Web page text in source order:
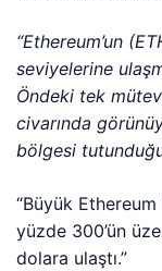
“Ethereum’un
seviyelerine
Öndeki tek
civarında
bölgesi
“Büyük
yüzde 300’ün
dolara ulaştı.”